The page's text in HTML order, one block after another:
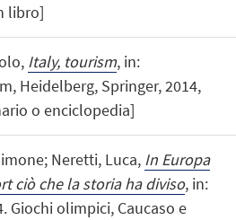
libro]
Italy, tourism, in:
Heidelberg, Springer, 2014,
o enciclopedia]
Neretti, Luca, In Europa
ciò che la storia ha diviso, in:
Giochi olimpici, Caucaso e